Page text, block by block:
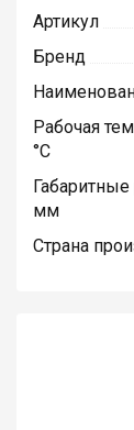
Артикул
Бренд
Рабочая
°С
мм
Страна